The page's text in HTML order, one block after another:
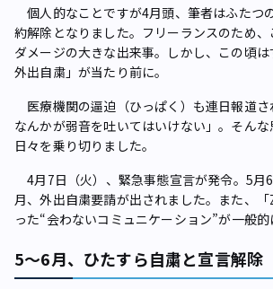
個人的なことですが4月頭、筆者はふたつ
約解除となりました。フリーランスのため
ダメージの大きな出来事。しかし、この頃
外出自粛」が当たり前に。
医療機関の逼迫（ひっぱく）も連日報道
なんかが弱音を吐いてはいけない」。そん
日々を乗り切りました。
4月7日（火）、緊急事態宣言が発令。5月
月、外出自粛要請が出されました。また、
った“会わないコミュニケーション”が一般的
5～6月、ひたすら自粛と宣言解除